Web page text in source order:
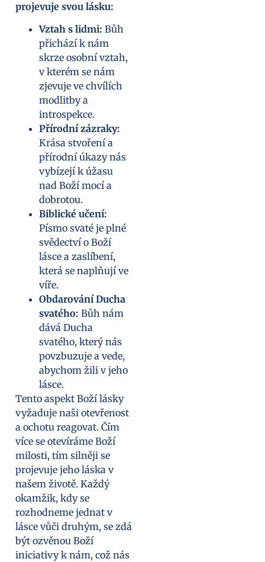
projevuje svou lásku:
Vztah s lidmi: Bůh
přichází k nám
skrze osobní vztah,
v kterém se nám
zjevuje ve chvílích
modlitby a
introspekce.
Přírodní zázraky:
Krása stvoření a
přírodní úkazy nás
vybízejí k úžasu
nad Boží mocí a
dobrotou.
Biblické učení:
Písmo svaté je plné
svědectví o Boží
lásce a zaslíbení,
která se naplňují ve
víře.
Obdarování Ducha
svatého: Bůh nám
dává Ducha
svatého, který nás
povzbuzuje a vede,
abychom žili v jeho
lásce.
Tento aspekt Boží lásky
vyžaduje naši otevřenost
a ochotu reagovat. Čím
více se otevíráme Boží
milosti, tím silněji se
projevuje jeho láska v
našem životě. Každý
okamžik, kdy se
rozhodneme jednat v
lásce vůči druhým, se zdá
být ozvěnou Boží
iniciativy k nám, což nás